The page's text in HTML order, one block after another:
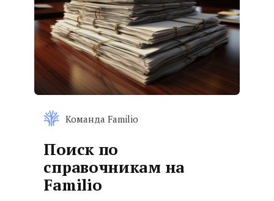
Команда Familio
Поиск по
справочникам на
Familio